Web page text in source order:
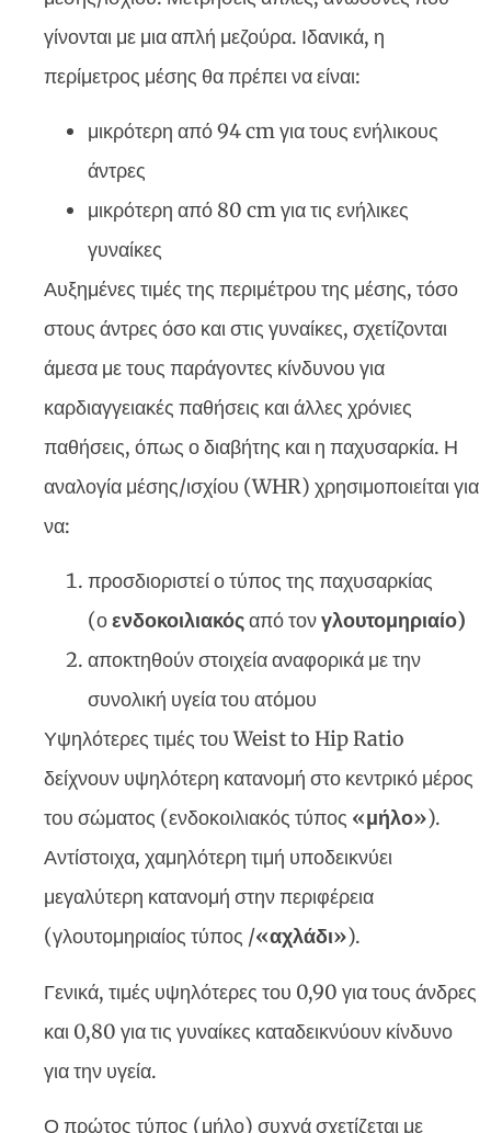
γίνονται με μια απλή μεζούρα. Ιδανικά, η
περίμετρος μέσης θα πρέπει να είναι:
μικρότερη από 94 cm για τους ενήλικους
άντρες
μικρότερη από 80 cm για τις ενήλικες
γυναίκες
Αυξημένες τιμές της περιμέτρου της μέσης, τόσο
στους άντρες όσο και στις γυναίκες, σχετίζονται
άμεσα με τους παράγοντες κίνδυνου για
καρδιαγγειακές παθήσεις και άλλες χρόνιες
παθήσεις, όπως ο διαβήτης και η παχυσαρκία. Η
αναλογία μέσης/ισχίου (WHR) χρησιμοποιείται για
να:
προσδιοριστεί ο τύπος της παχυσαρκίας
(οενδοκοιλιακόςαπό τονγλουτομηριαίο)
αποκτηθούν στοιχεία αναφορικά με την
συνολική υγεία του ατόμου
Υψηλότερες τιμές του Weist to Hip Ratio
δείχνουν υψηλότερη κατανομή στο κεντρικό μέρος
του σώματος (ενδοκοιλιακός τύπος «μήλο»).
Αντίστοιχα, χαμηλότερη τιμή υποδεικνύει
μεγαλύτερη κατανομή στην περιφέρεια
(γλουτομηριαίος τύπος /«αχλάδι»).
Γενικά, τιμές υψηλότερες του 0,90 για τους άνδρες
και 0,80 για τις γυναίκες καταδεικνύουν κίνδυνο
για την υγεία.
Ο πρώτος τύπος (μήλο) συχνά σχετίζεται με